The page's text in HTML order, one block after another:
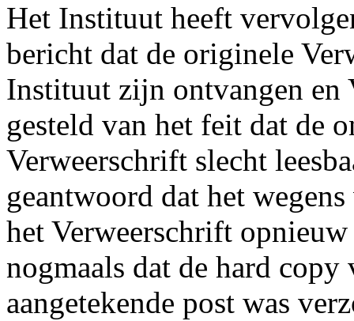
Het Instituut heeft
bericht dat de originele
Instituut zijn ontvangen en
gesteld van het feit dat de
Verweerschrift slecht
geantwoord dat het
het Verweerschrift
nogmaals dat de hard
aangetekende post was